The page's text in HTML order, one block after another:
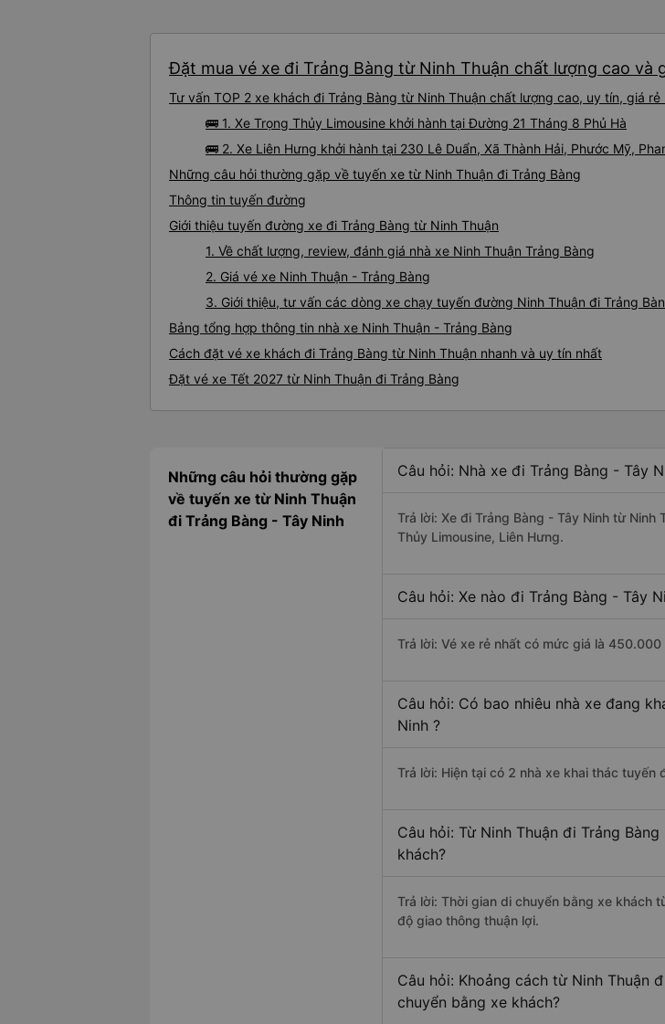
Đặt mua vé xe đi Trảng Bàng từ Ninh Thuận chất lượng cao và
Tư vấn TOP 2 xe khách đi Trảng Bàng từ Ninh Thuận chất lượng cao, uy tín, giá
🚌 1. Xe Trọng Thủy Limousine khởi hành tại Đường 21 Tháng 8 Phủ Hà
🚌 2. Xe Liên Hưng khởi hành tại 230 Lê Duẩn, Xã Thành Hải, Phước Mỹ,
Những câu hỏi thường gặp về tuyến xe từ Ninh Thuận đi Trảng Bàng
Thông tin tuyến đường
Giới thiệu tuyến đường xe đi Trảng Bàng từ Ninh Thuận
1. Về chất lượng, review, đánh giá nhà xe Ninh Thuận Trảng Bàng
2. Giá vé xe Ninh Thuận - Trảng Bàng
3. Giới thiệu, tư vấn các dòng xe chạy tuyến đường Ninh Thuận đi Trảng
Bảng tổng hợp thông tin nhà xe Ninh Thuận - Trảng Bàng
Cách đặt vé xe khách đi Trảng Bàng từ Ninh Thuận nhanh và uy tín nhất
Đặt vé xe Tết 2027 từ Ninh Thuận đi Trảng Bàng
Những câu hỏi thường gặp
về tuyến xe từ Ninh Thuận
đi Trảng Bàng - Tây Ninh
Câu hỏi: Nhà xe đi Trảng Bàng - Tây
Trả lời: Xe đi Trảng Bàng - Tây Ninh từ
Thủy Limousine, Liên Hưng.
Câu hỏi: Xe nào đi Trảng Bàng - Tây
Trả lời: Vé xe rẻ nhất có mức giá là
Câu hỏi: Có bao nhiêu nhà xe đang
Ninh ?
Trả lời: Hiện tại có 2 nhà xe khai thác tuyến
Câu hỏi: Từ Ninh Thuận đi Trảng
khách?
Trả lời: Thời gian di chuyển bằng xe khách
độ giao thông thuận lợi.
Câu hỏi: Khoảng cách từ Ninh Thuận
chuyển bằng xe khách?